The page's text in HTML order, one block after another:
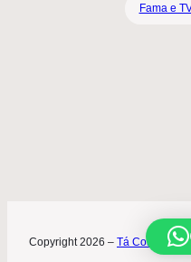
Fama e
Copyright 2026 – Tá Contratado